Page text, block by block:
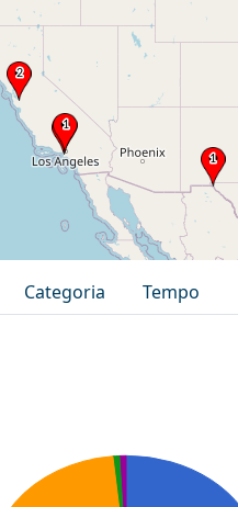
Categoria Tempo